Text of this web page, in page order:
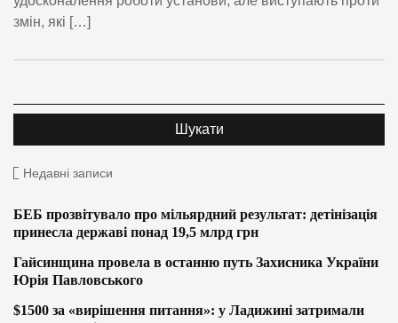
змін, які […]
Недавні записи
БЕБ прозвітувало про мільярдний результат: детінізація
принесла державі понад 19,5 млрд грн
Гайсинщина провела в останню путь Захисника України
Юрія Павловського
$1500 за «вирішення питання»: у Ладижині затримали